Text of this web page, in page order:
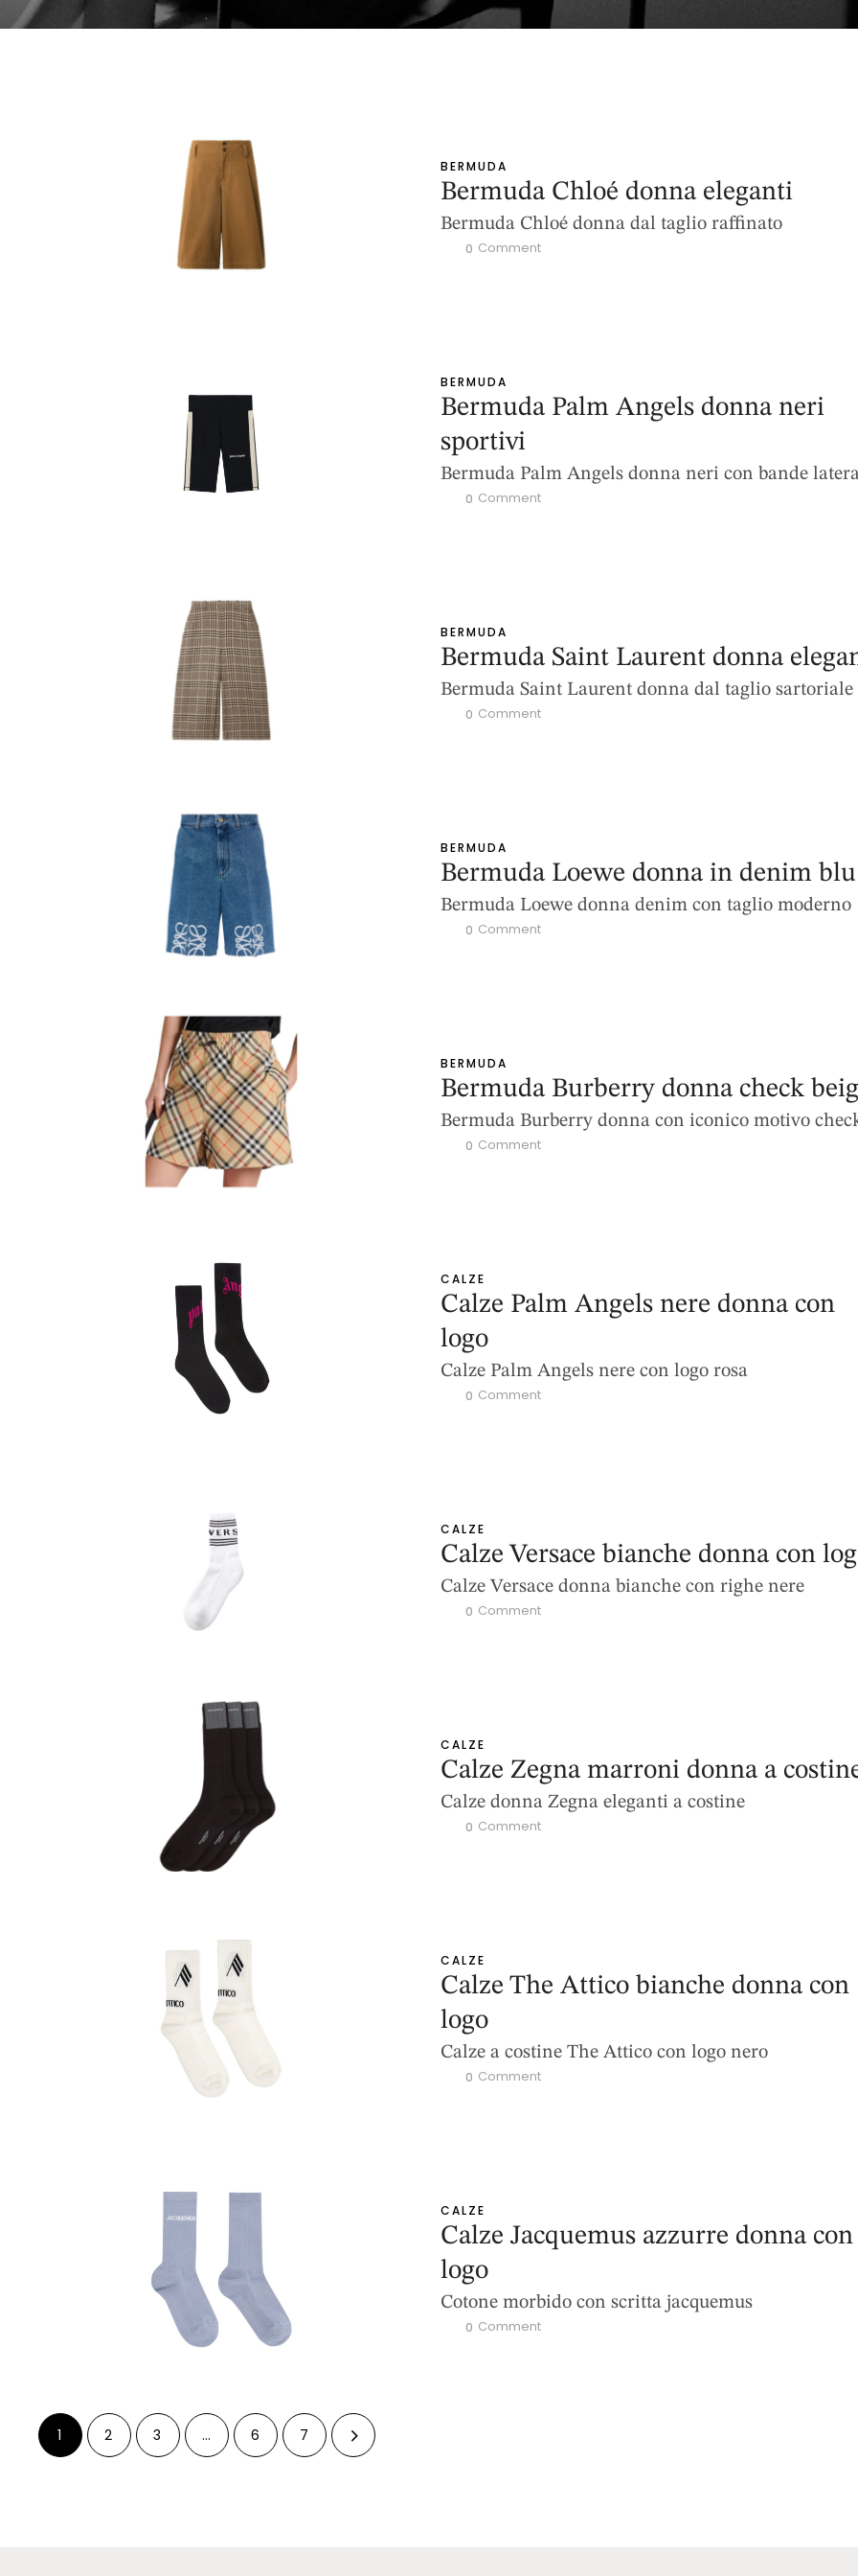
BERMUDA
Bermuda Chloé donna eleganti
Bermuda Chloé donna dal taglio raffinato
0 Comment
BERMUDA
Bermuda Palm Angels donna neri
sportivi
Bermuda Palm Angels donna neri con bande
0 Comment
BERMUDA
Bermuda Saint Laurent donna
Bermuda Saint Laurent donna dal taglio sartoriale
0 Comment
BERMUDA
Bermuda Loewe donna in denim blu
Bermuda Loewe donna denim con taglio moderno
0 Comment
BERMUDA
Bermuda Burberry donna check
Bermuda Burberry donna con iconico motivo
0 Comment
CALZE
Calze Palm Angels nere donna con
logo
Calze Palm Angels nere con logo rosa
0 Comment
CALZE
Calze Versace bianche donna con
Calze Versace donna bianche con righe nere
0 Comment
CALZE
Calze Zegna marroni donna a
Calze donna Zegna eleganti a costine
0 Comment
CALZE
Calze The Attico bianche donna con
logo
Calze a costine The Attico con logo nero
0 Comment
CALZE
Calze Jacquemus azzurre donna con
logo
Cotone morbido con scritta jacquemus
0 Comment
1 2 3 … 6 7